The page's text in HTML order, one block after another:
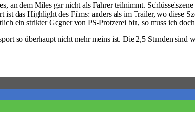
an dem Miles gar nicht als Fahrer teilnimmt.
ist das Highlight des Films: anders als im Trailer, wo diese
ein strikter Gegner von PS-Protzerei bin, so muss ich
so überhaupt nicht mehr meins ist. Die 2,5 Stunden